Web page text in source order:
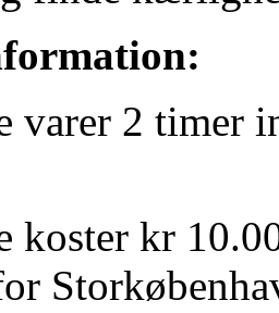
varer 2 timer
koster kr